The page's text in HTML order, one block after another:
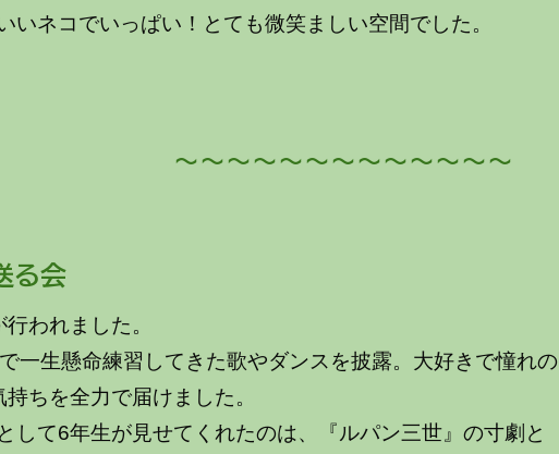
いネコでいっぱい！とても微笑ましい空間でした。
～～～～～～～～～～～
る会
われました。
一生懸命練習してきた歌やダンスを披露。大好きで憧れの
ちを全力で届けました。
して6年生が見せてくれたのは、『ルパン三世』の寸劇と